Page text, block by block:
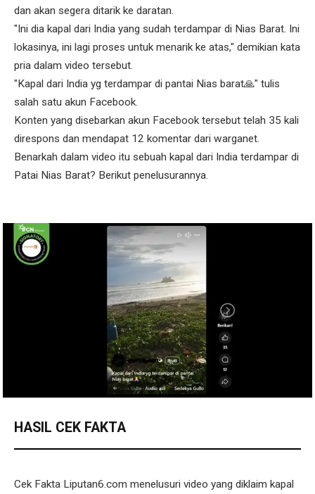
dan akan segera ditarik ke daratan.
"Ini dia kapal dari India yang sudah terdampar di Nias Barat. Ini
lokasinya, ini lagi proses untuk menarik ke atas," demikian kata
pria dalam video tersebut.
"Kapal dari India yg terdampar di pantai Nias barat🙏" tulis
salah satu akun Facebook.
Konten yang disebarkan akun Facebook tersebut telah 35 kali
direspons dan mendapat 12 komentar dari warganet.
Benarkah dalam video itu sebuah kapal dari India terdampar di
Patai Nias Barat? Berikut penelusurannya.
HASIL CEK FAKTA
Cek Fakta Liputan6.com menelusuri video yang diklaim kapal